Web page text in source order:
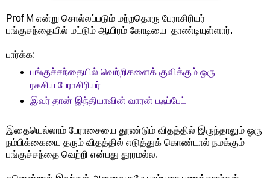
Prof M என்று சொல்லப்படும் மற்றதொரு பேராசிரியர்
பங்குசந்தையில் மட்டும் ஆயிரம் கோடியை தாண்டியுள்ளார்.
பார்க்க:
பங்குச்சந்தையில் வெற்றிகளைக் குவிக்கும் ஒரு
ரகசிய பேராசிரியர்
இவர் தான் இந்தியாவின் வாரன் பஃப்பேட்
இதையெல்லாம் பேராசையை தூண்டும் விதத்தில் இருந்தாலும் ஒரு
நம்பிக்கையை தரும் விதத்தில் எடுத்துக் கொண்டால் நமக்கும்
பங்குச்சந்தை வெற்றி என்பது தூரமல்ல.